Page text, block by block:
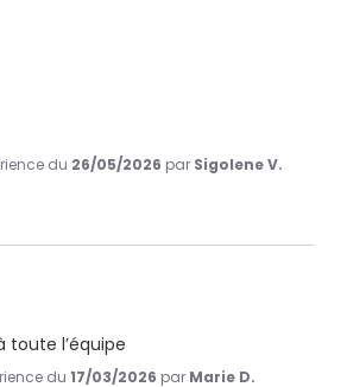
du 26/05/2026 par Sigolene V.
toute l’équipe
du17/03/2026 par Marie D.